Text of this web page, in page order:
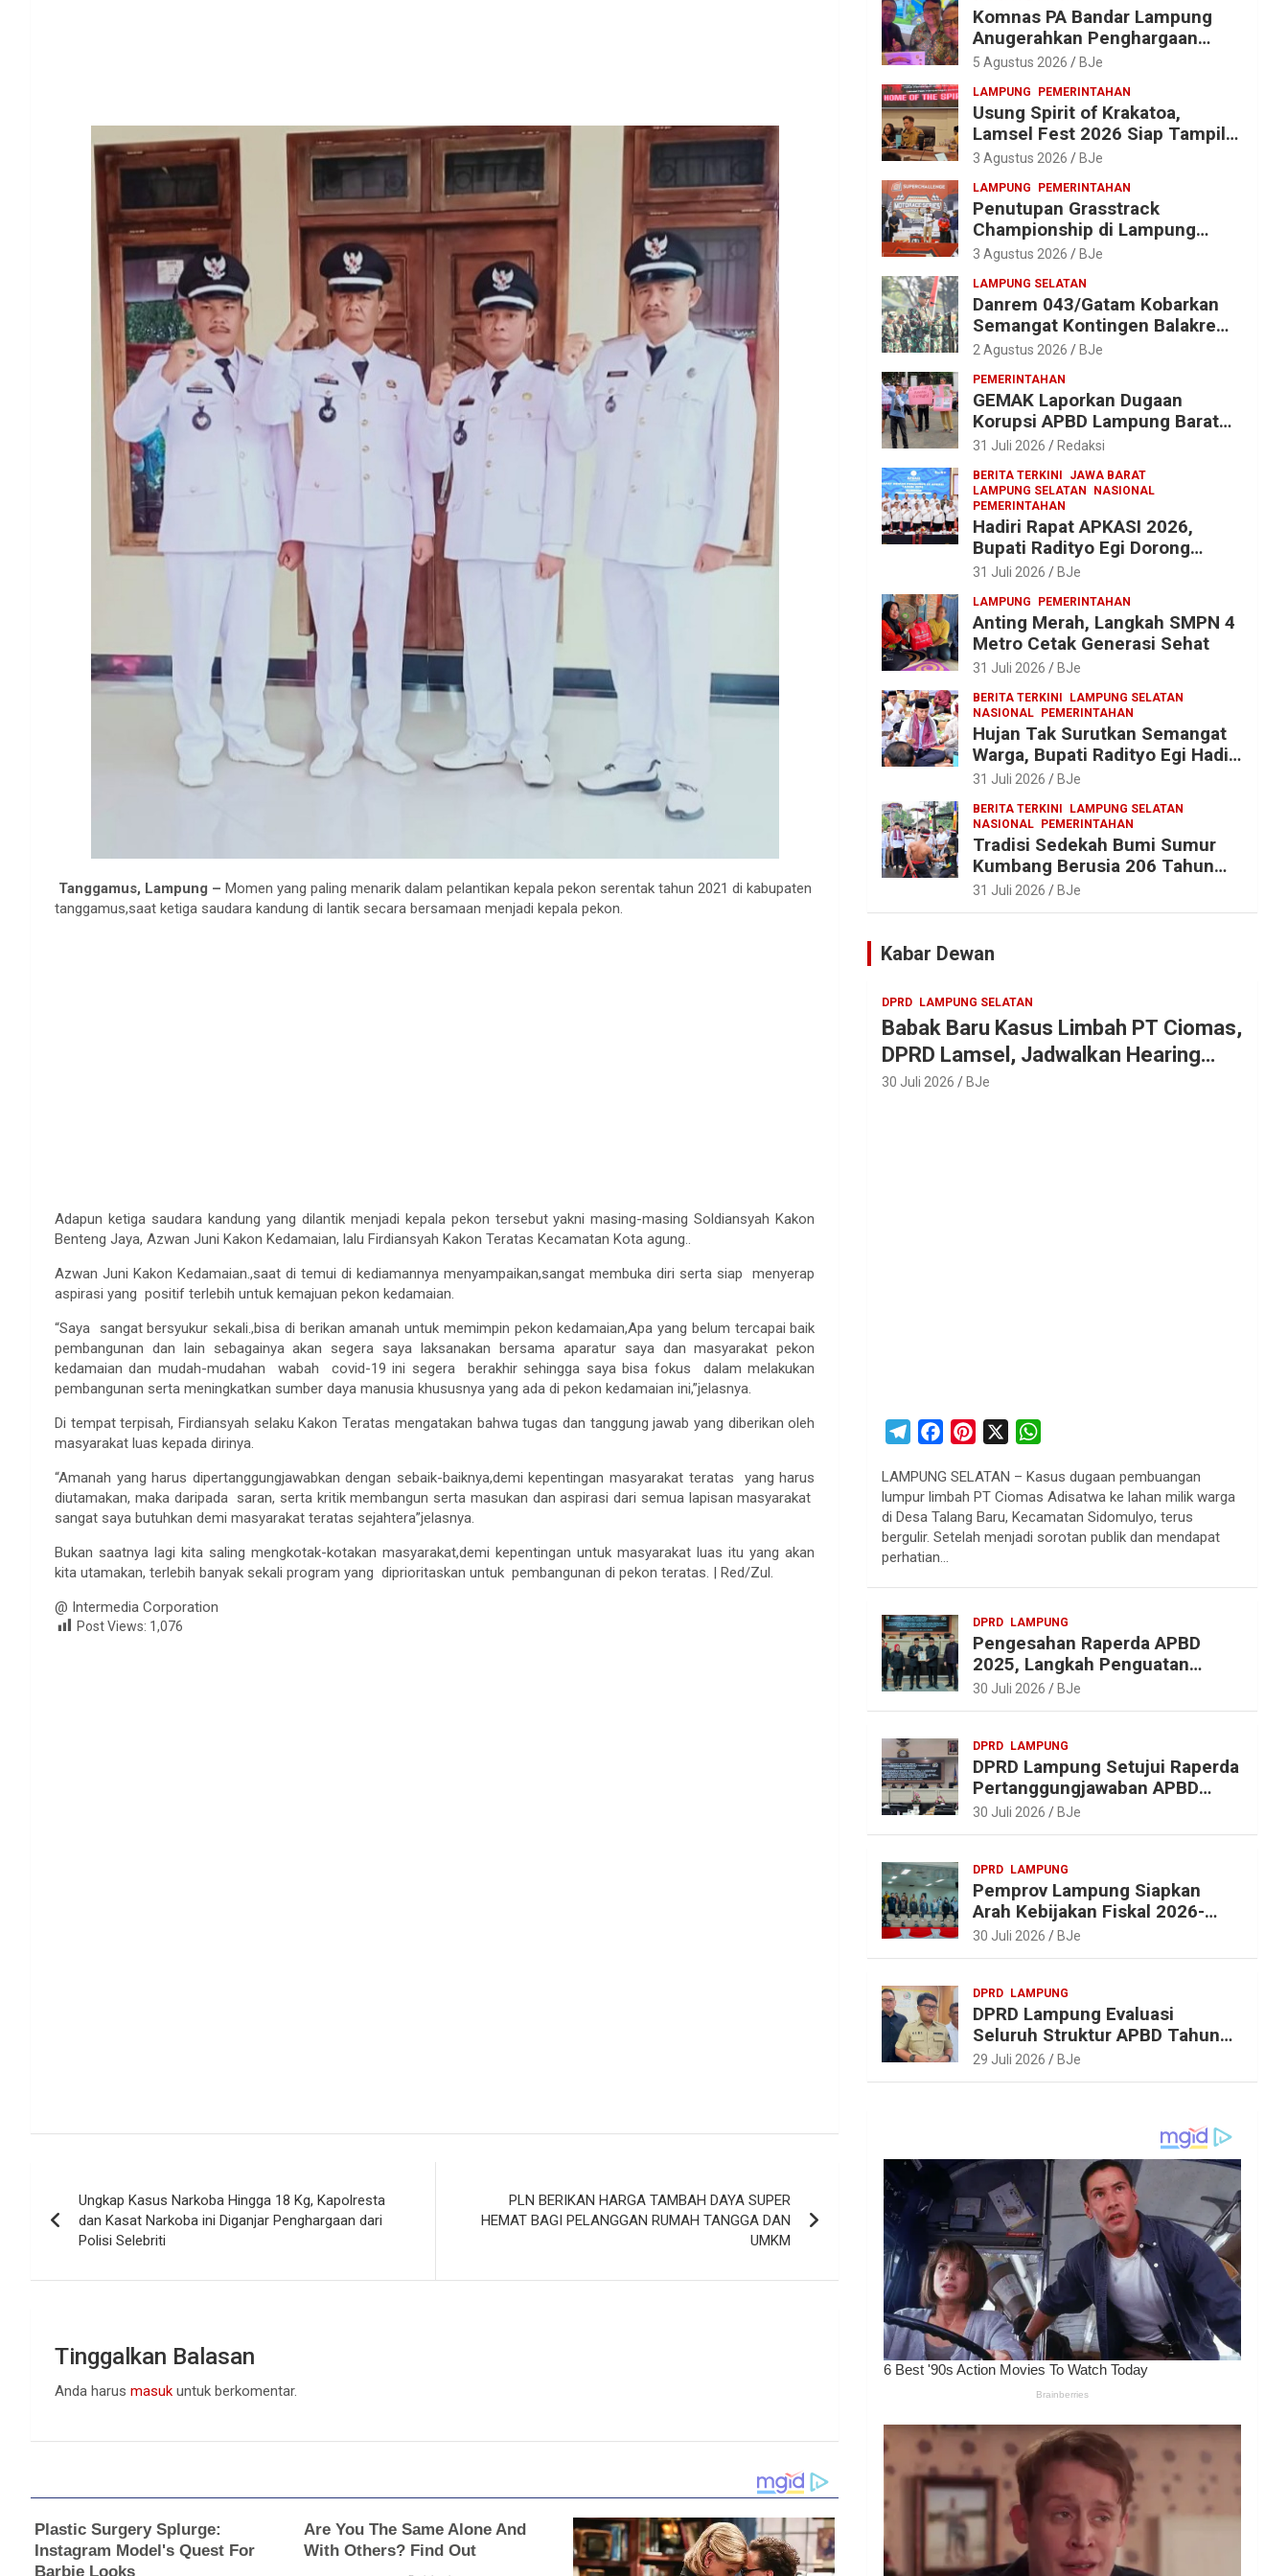
Tanggamus, Lampung – Momen yang paling menarik dalam pelantikan kepala pekon serentak tahun 2021 di kabupaten
tanggamus,saat ketiga saudara kandung di lantik secara bersamaan menjadi kepala pekon.
Adapun ketiga saudara kandung yang dilantik menjadi kepala pekon tersebut yakni masing-masing Soldiansyah Kakon
Benteng Jaya, Azwan Juni Kakon Kedamaian, lalu Firdiansyah Kakon Teratas Kecamatan Kota agung..
Azwan Juni Kakon Kedamaian.,saat di temui di kediamannya menyampaikan,sangat membuka diri serta siap menyerap
aspirasi yang positif terlebih untuk kemajuan pekon kedamaian.
“Saya sangat bersyukur sekali.,bisa di berikan amanah untuk memimpin pekon kedamaian,Apa yang belum tercapai baik
pembangunan dan lain sebagainya akan segera saya laksanakan bersama aparatur saya dan masyarakat pekon
kedamaian dan mudah-mudahan wabah covid-19 ini segera berakhir sehingga saya bisa fokus dalam melakukan
pembangunan serta meningkatkan sumber daya manusia khususnya yang ada di pekon kedamaian ini,”jelasnya.
Di tempat terpisah, Firdiansyah selaku Kakon Teratas mengatakan bahwa tugas dan tanggung jawab yang diberikan oleh
masyarakat luas kepada dirinya.
“Amanah yang harus dipertanggungjawabkan dengan sebaik-baiknya,demi kepentingan masyarakat teratas yang harus
diutamakan, maka daripada saran, serta kritik membangun serta masukan dan aspirasi dari semua lapisan masyarakat
sangat saya butuhkan demi masyarakat teratas sejahtera”jelasnya.
Bukan saatnya lagi kita saling mengkotak-kotakan masyarakat,demi kepentingan untuk masyarakat luas itu yang akan
kita utamakan, terlebih banyak sekali program yang diprioritaskan untuk pembangunan di pekon teratas. | Red/Zul.
@ Intermedia Corporation
Post Views: 1,076
pos
Ungkap Kasus Narkoba Hingga 18 Kg, Kapolresta
dan Kasat Narkoba ini Diganjar Penghargaan dari
Polisi Selebriti
PLN BERIKAN HARGA TAMBAH DAYA SUPER
HEMAT BAGI PELANGGAN RUMAH TANGGA DAN
UMKM
Tinggalkan Balasan
Anda harus masuk untuk berkomentar.
Komnas PA Bandar Lampung
Anugerahkan Penghargaan
kepada Kombes Pol. Alfret
5 Agustus 2026 BJe
LAMPUNG PEMERINTAHAN
Usung Spirit of Krakatoa,
Lamsel Fest 2026 Siap Tampil
Lebih Spektakuler dengan
Artis Ibu Kota
3 Agustus 2026 BJe
LAMPUNG PEMERINTAHAN
Penutupan Grasstrack
Championship di Lampung
Barat Meriah, Dihadiri Ribuan
Parosil
3 Agustus 2026 BJe
LAMPUNG SELATAN
Danrem 043/Gatam Kobarkan
Semangat Kontingen Balakrem
dan Yonif 143/TWEJ di
Ke-1 Kodam XXI/Radin Inten
2 Agustus 2026 BJe
PEMERINTAHAN
GEMAK Laporkan Dugaan
Korupsi APBD Lampung Barat
2025 ke Kejati Lampung, Soroti
Bibit Ikan
31 Juli 2026 Redaksi
BERITA TERKINI
JAWA BARAT
LAMPUNG SELATAN
NASIONAL
PEMERINTAHAN
Hadiri Rapat APKASI 2026,
Bupati Radityo Egi Dorong
Sinergi Pusat-Daerah untuk
Kabupaten
31 Juli 2026 BJe
LAMPUNG PEMERINTAHAN
Anting Merah, Langkah SMPN 4
Metro Cetak Generasi Sehat
31 Juli 2026 BJe
BERITA TERKINI
LAMPUNG SELATAN
NASIONAL
PEMERINTAHAN
Hujan Tak Surutkan Semangat
Warga, Bupati Radityo Egi Hadiri
Tradisi Sedekah Bumi 206
31 Juli 2026 BJe
BERITA TERKINI
LAMPUNG SELATAN
NASIONAL
PEMERINTAHAN
Tradisi Sedekah Bumi Sumur
Kumbang Berusia 206 Tahun
Tetap Lestari, Bupati Egi Ajak
Generasi Muda Jaga Warisan
31 Juli 2026 BJe
Kabar Dewan
DPRD LAMPUNG SELATAN
Babak Baru Kasus Limbah PT Ciomas,
DPRD Lamsel, Jadwalkan Hearing
Seluruh Vendor
30 Juli 2026 BJe
l
e
g
r
c
e
b
n
e
t
a
t
s
LAMPUNG SELATAN – Kasus dugaan pembuangan
lumpur limbah PT Ciomas Adisatwa ke lahan milik warga
di Desa Talang Baru, Kecamatan Sidomulyo, terus
bergulir. Setelah menjadi sorotan publik dan mendapat
perhatian…
DPRD LAMPUNG
Pengesahan Raperda APBD
2025, Langkah Penguatan
Akuntabilitas dan
Pembangunan Lampung
30 Juli 2026 BJe
DPRD LAMPUNG
DPRD Lampung Setujui Raperda
Pertanggungjawaban APBD
2025, Beri Sejumlah
Rekomendasi Perbaikan
30 Juli 2026 BJe
DPRD LAMPUNG
Pemprov Lampung Siapkan
Arah Kebijakan Fiskal 2026-
2027 yang Realistis dan
Berkelanjutan
30 Juli 2026 BJe
DPRD LAMPUNG
DPRD Lampung Evaluasi
Seluruh Struktur APBD Tahun
2027
29 Juli 2026 BJe